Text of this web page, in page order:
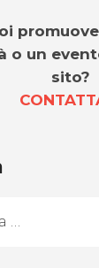
o un
sito?